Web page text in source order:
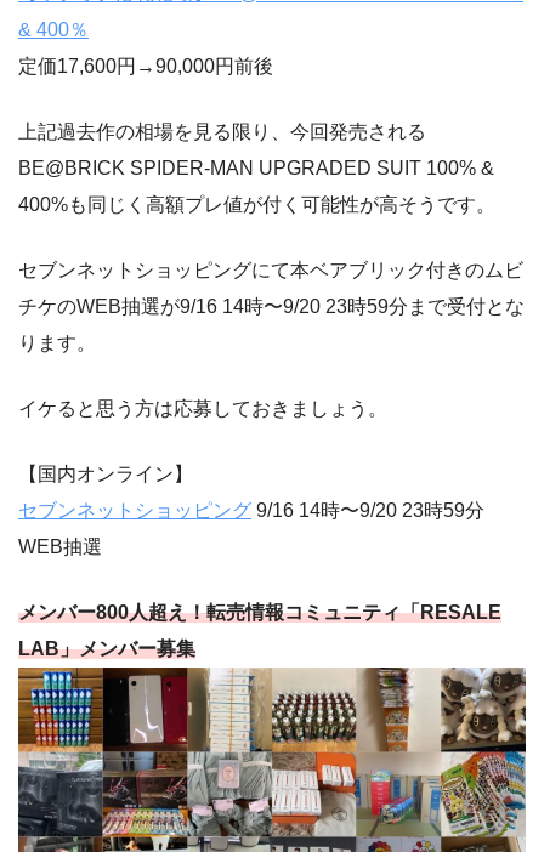
& 400％
定価17,600円→90,000円前後
上記過去作の相場を見る限り、今回発売される
BE@BRICK SPIDER-MAN UPGRADED SUIT 100% &
400%も同じく高額プレ値が付く可能性が高そうです。
セブンネットショッピングにて本ベアブリック付きのムビ
チケのWEB抽選が9/16 14時〜9/20 23時59分まで受付とな
ります。
イケると思う方は応募しておきましょう。
【国内オンライン】
セブンネットショッピング 9/16 14時〜9/20 23時59分
WEB抽選
メンバー800人超え！転売情報コミュニティ「RESALE
LAB」メンバー募集